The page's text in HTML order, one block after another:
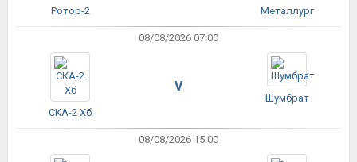
Ротор-2 Металлург
08/08/2026 07:00
СКА-2 Хб
V
Шумбрат
08/08/2026 15:00